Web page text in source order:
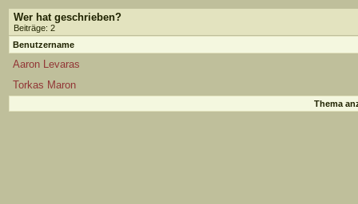
Wer hat geschrieben?
Beiträge: 2
Benutzername
Aaron Levaras
Torkas Maron
Thema